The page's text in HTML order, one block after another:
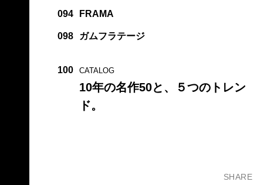
094 FRAMA
098 ガムフラテージ
100 CATALOG
10年の名作50と、５つのトレン
ド。
SHARE